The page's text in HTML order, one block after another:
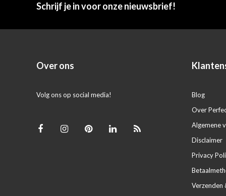
Schrijf je in voor onze nieuwsbrief!
Over ons
Volg ons op social media!
Blog
Over
Algemene
Disclaimer
Privacy
Verzenden